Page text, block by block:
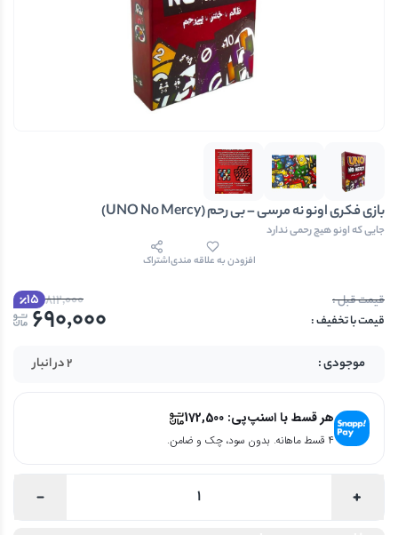
بازی فکری اونو نه مرسی – بی رحم (UNO No Mercy)
جایی که اونو هیچ رحمی ندارد
افزودن به علاقه مندیاشتراک
15 812,000
690,000
2 در انبار
هر قسط با اسنپ‌پی: 172,500
۴ قسط ماهانه. بدون سود، چک و ضامن.